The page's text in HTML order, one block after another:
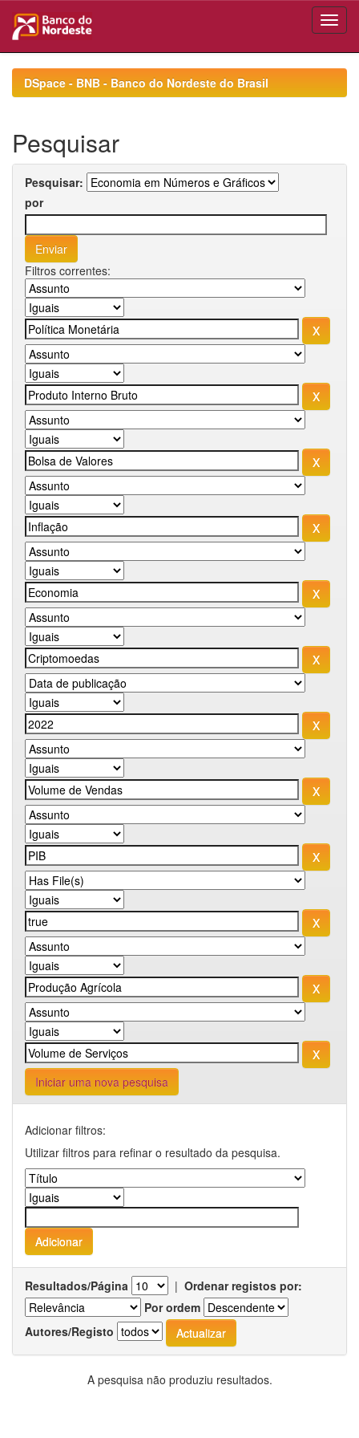
navigationDSpace - BNB - Banco do Nordeste do Brasil
Pesquisar
Pesquisar:
por
Filtros correntes:
Iniciar uma nova pesquisa
Adicionar filtros:
Utilizar filtros para refinar o resultado da pesquisa.
Resultados/Página | Ordenar registos por:
Por ordem
Autores/Registo
A pesquisa não produziu resultados.